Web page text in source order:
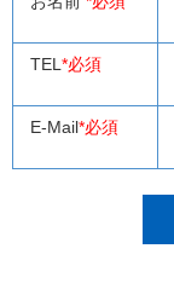
TEL *必須
E-Mail*必須